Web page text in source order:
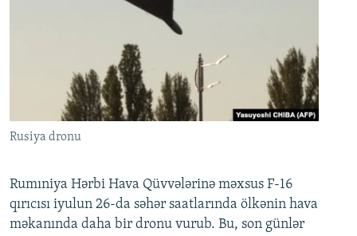
Rusiya dronu
Rumıniya Hərbi Hava Qüvvələrinə məxsus F-16
qırıcısı iyulun 26-da səhər saatlarında ölkənin hava
məkanında daha bir dronu vurub. Bu, son günlər